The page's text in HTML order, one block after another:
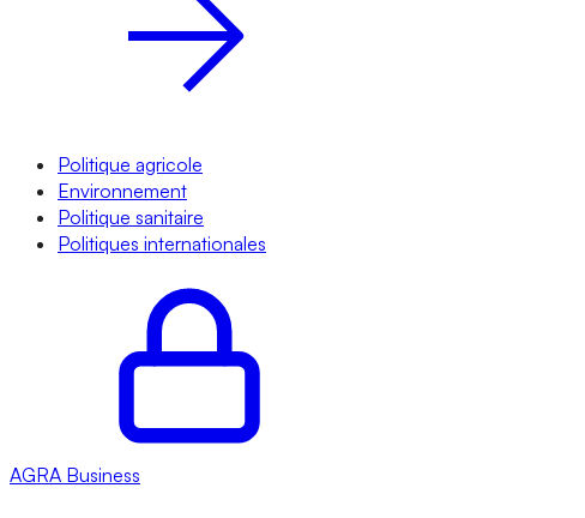
Politique agricole
Environnement
Politique sanitaire
Politiques internationales
AGRA Business